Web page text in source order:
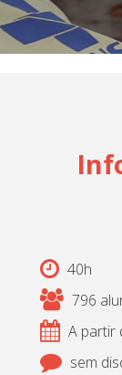
40h
796
A partir
sem